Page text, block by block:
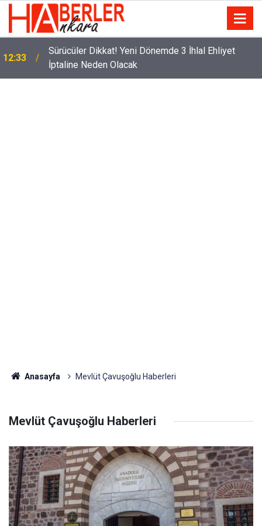
12:33
Sürücüler Dikkat! Yeni Dönemde 3 İhlal Ehliyet
İptaline Neden Olacak
Anasayfa Mevlüt Çavuşoğlu Haberleri
Mevlüt Çavuşoğlu Haberleri